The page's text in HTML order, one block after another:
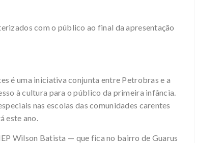
com o público ao final da apresentação
é uma iniciativa conjunta entre Petrobras e a
à cultura para o público da primeira infância.
nas escolas das comunidades carentes
este ano.
Wilson Batista — que fica no bairro de Guarus